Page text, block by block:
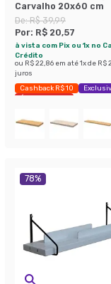
Carvalho 20x60 cm
De:R$ 39,99
Por: R$ 20,57
à vista com Pix ou 1x no
Crédito
ou R$ 22,86 em até1x de R$
juros
Cashback R$ 10
Últimas peças
78%